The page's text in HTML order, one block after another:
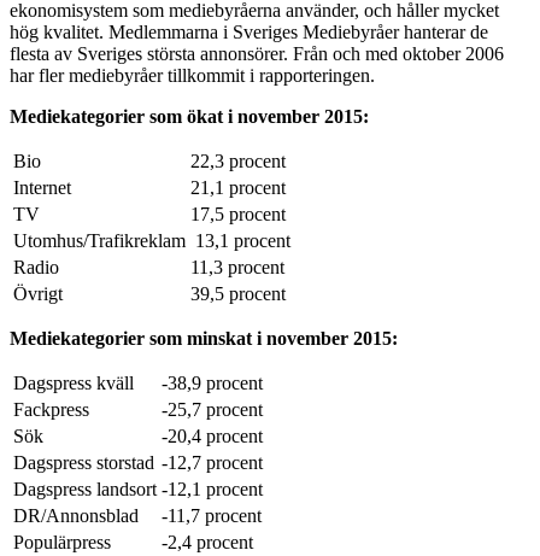
ekonomisystem som mediebyråerna använder, och håller mycket
hög kvalitet. Medlemmarna i Sveriges Mediebyråer hanterar de
flesta av Sveriges största annonsörer. Från och med oktober 2006
har fler mediebyråer tillkommit i rapporteringen.
Mediekategorier som ökat i november 2015:
Bio
22,3 procent
Internet
21,1 procent
TV
17,5 procent
Utomhus/Trafikreklam 13,1 procent
Radio
11,3 procent
Övrigt
39,5 procent
Mediekategorier som minskat i november 2015:
Dagspress kväll
-38,9 procent
Fackpress
-25,7 procent
Sök
-20,4 procent
Dagspress storstad -12,7 procent
Dagspress landsort -12,1 procent
DR/Annonsblad
-11,7 procent
Populärpress
-2,4 procent